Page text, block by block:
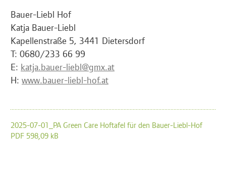
Bauer-Liebl Hof
Katja Bauer-Liebl
Kapellenstraße 5, 3441 Dietersdorf
T: 0680/233 66 99
E: katja.bauer-liebl@gmx.at
H: www.bauer-liebl-hof.at
2025-07-01_PA Green Care Hoftafel für den Bauer-Liebl-Hof
PDF 598,09 kB